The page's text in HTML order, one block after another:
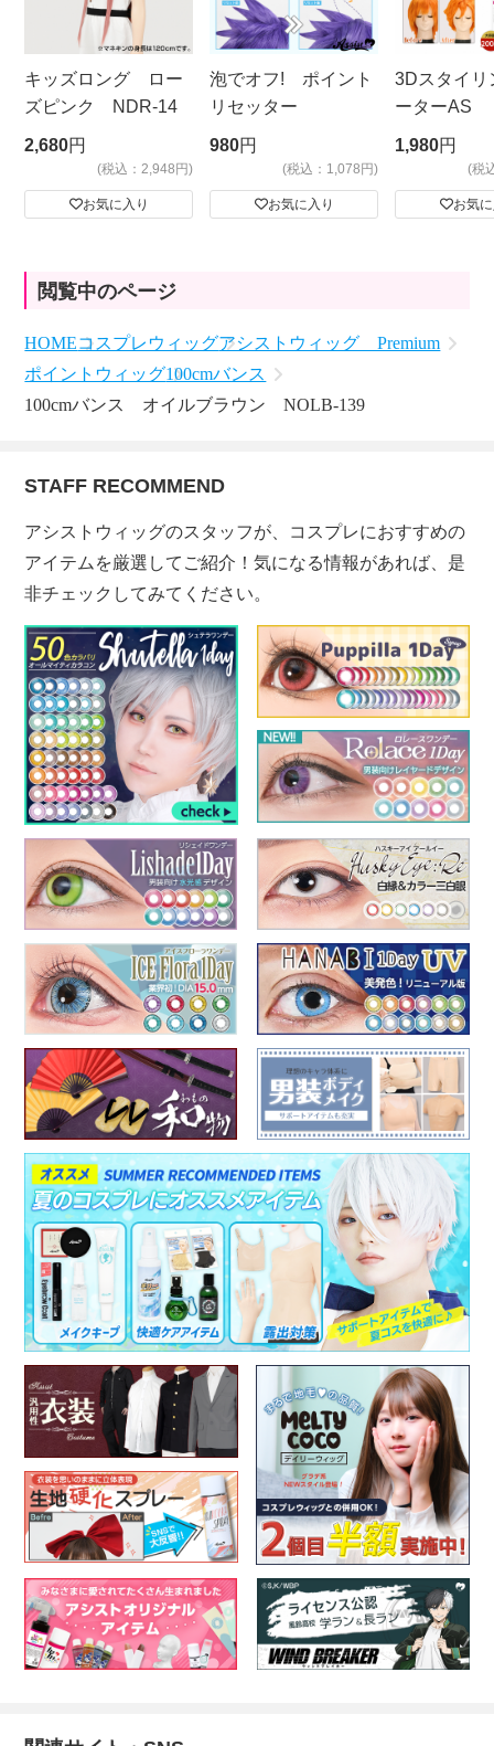
キッズロング ロー
ズピンク NDR-14
2,680円
(税込：2,948円)
お気に入り
泡でオフ! ポイント
リセッター
980円
(税込：1,078円)
お気に入り
3Dスタイリ
ーターAS
ビッグサイ
1,980円
(税
お気
閲覧中のページ
HOMEコスプレウィッグアシストウィッグ Premium
ポイントウィッグ100cmバンス
100cmバンス オイルブラウン NOLB-139
STAFF RECOMMEND
アシストウィッグのスタッフが、コスプレにおすすめの
アイテムを厳選してご紹介！気になる情報があれば、是
非チェックしてみてください。